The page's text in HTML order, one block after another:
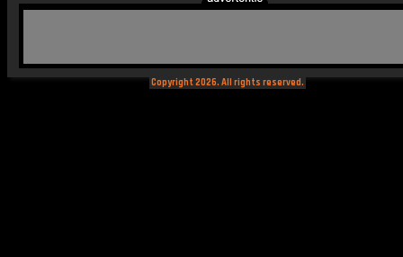
Copyright 2026. All rights reserved.